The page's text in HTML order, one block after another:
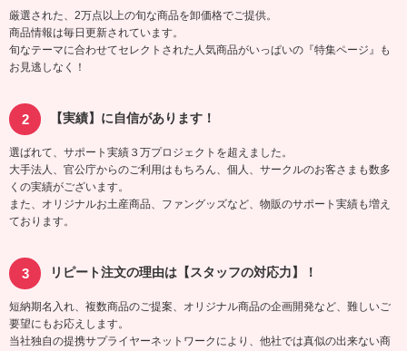
厳選された、2万点以上の旬な商品を卸価格でご提供。
商品情報は毎日更新されています。
旬なテーマに合わせてセレクトされた人気商品がいっぱいの『特集ページ』も
お見逃しなく！
【実績】に自信があります！
選ばれて、サポート実績３万プロジェクトを超えました。
大手法人、官公庁からのご利用はもちろん、個人、サークルのお客さまも数多
くの実績がございます。
また、オリジナルお土産商品、ファングッズなど、物販のサポート実績も増え
ております。
リピート注文の理由は【スタッフの対応力】！
短納期名入れ、複数商品のご提案、オリジナル商品の企画開発など、難しいご
要望にもお応えします。
当社独自の提携サプライヤーネットワークにより、他社では真似の出来ない商